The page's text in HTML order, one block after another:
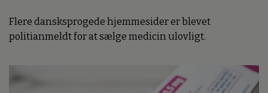
Flere dansksprogede hjemmesider er blevet
politianmeldt for at sælge medicin ulovligt.